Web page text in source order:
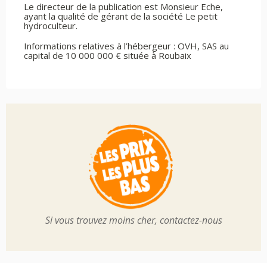
Le directeur de la publication est Monsieur Eche,
ayant la qualité de gérant de la société Le petit
hydroculteur.
Informations relatives à l’hébergeur : OVH, SAS au
capital de 10 000 000 € située à Roubaix
Si vous trouvez moins cher, contactez-nous